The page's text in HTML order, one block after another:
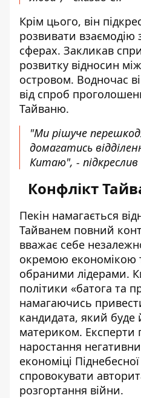
Крім цього, він
розвивати взаємодію
сферах. Закликав
розвитку відносин
островом. Водночас
від спроб
Тайваню.
"Ми рішуче
домагатись
Китаю", -
Конфлікт
Пекін намагається
Тайванем повний
вважає себе
окремою економікою
обраними лідерами.
політики «батога та
намагаючись
кандидата, який
материком. Експерти
наростання
економіці Піднебесної
спровокувати
розгортання війни.